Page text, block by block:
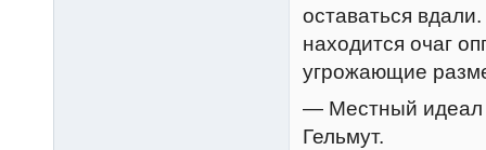
оставаться
находится очаг
угрожающие
— Местный идеал
Гельмут.